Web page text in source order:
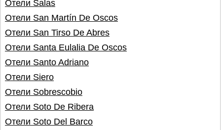
Отели Salas
Отели San Martín De Oscos
Отели San Tirso De Abres
Отели Santa Eulalia De Oscos
Отели Santo Adriano
Отели Siero
Отели Sobrescobio
Отели Soto De Ribera
Отели Soto Del Barco